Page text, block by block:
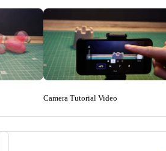
Camera Tutorial Video